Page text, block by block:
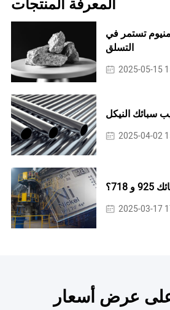
المعرفة المنتجات
تستمر في
التسلق
2025-05-15
سبائك النيكل
2025-04-02
718؟
2025-03-17
عرض أسعار